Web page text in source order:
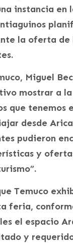
instancia en
la oferta de
Miguel
mostrar a
que tenemos
desde
pudieron
y
Temuco
feria,
el espacio
y